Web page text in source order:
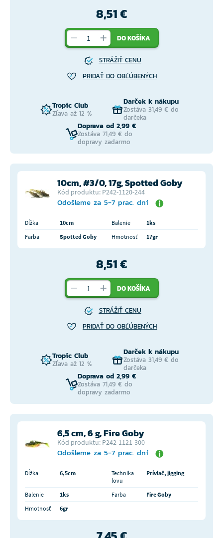
8,51 €
DO KOŠÍKA
STRÁŽIŤ CENU
PRIDAŤ DO OBĽÚBENÝCH
Tropic Club
Zľava až 12 %
Darček k nákupu
Zostáva 31,49 € do
darčeka
Doprava od 2,99 €
Zostáva 71,49 € do
dopravy zadarmo
10cm, #3/0, 17g, Spotted Goby
Kód produktu: P242-1120-244
Odošleme za 5-7 prac. dní
Dĺžka 10cm Balenie
1ks
Farba
Spotted Goby Hmotnosť 17gr
8,51 €
DO KOŠÍKA
STRÁŽIŤ CENU
PRIDAŤ DO OBĽÚBENÝCH
Tropic Club
Zľava až 12 %
Darček k nákupu
Zostáva 31,49 € do
darčeka
Doprava od 2,99 €
Zostáva 71,49 € do
dopravy zadarmo
6,5 cm, 6 g, Fire Goby
Kód produktu: P242-1121-300
Odošleme za 5-7 prac. dní
Dĺžka 6,5cm
Technika
lovu
Prívlač, jigging
Balenie 1ks Farba
Fire Goby
Hmotnosť
6gr